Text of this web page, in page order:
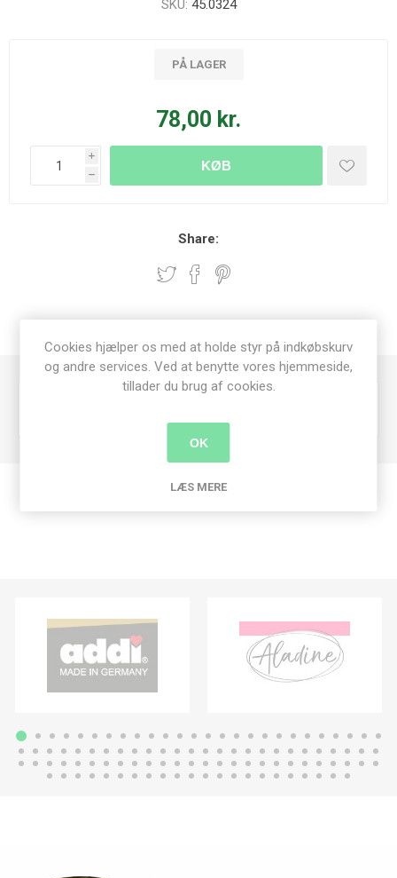
SKU: 45.0324
PÅ LAGER
78,00 kr.
i
h
KØB
Share:
Cookies hjælper os med at holde styr på indkøbskurv
og andre services. Ved at benytte vores hjemmeside,
tillader du brug af cookies.
OK
LÆS MERE